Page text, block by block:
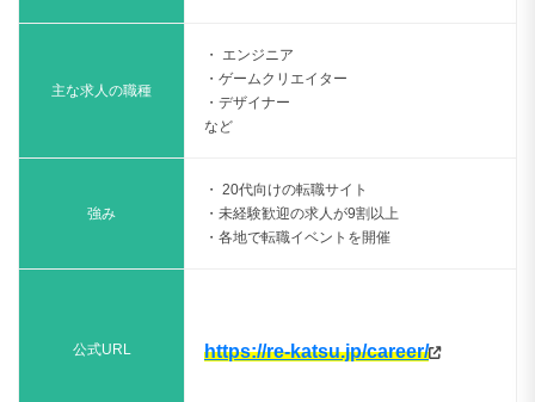
主な求人の職種
・ エンジニア
・ゲームクリエイター
・デザイナー
など
強み
・ 20代向けの転職サイト
・未経験歓迎の求人が9割以上
・各地で転職イベントを開催
公式URL https://re-katsu.jp/career/